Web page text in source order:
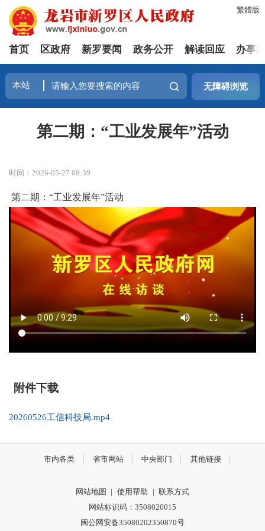
繁體版
首页 区政府 新罗要闻 政务公开 解读回应 办事
无障碍浏览
第二期：“工业发展年”活动
时间：2026-05-27 08:39
第二期：“工业发展年”活动
附件下载
20260526工信科技局.mp4
市内各类 省市网站 中央部门 其他链接
网站地图 | 使用帮助 | 联系方式
网站标识码：3508020015
闽公网安备35080202350870号